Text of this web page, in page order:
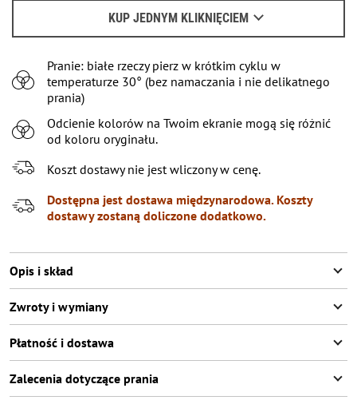
KUP JEDNYM KLIKNIĘCIEM
Kiedy czekać na e-mail - przeczytajtu.
Pranie: białe rzeczy pierz w krótkim cyklu w
temperaturze 30° (bez namaczania i nie delikatnego
prania)
Odcienie kolorów na Twoim ekranie mogą się różnić
od koloru oryginału.
Koszt dostawy nie jest wliczony w cenę.
Dostępna jest dostawa międzynarodowa. Koszty
dostawy zostaną doliczone dodatkowo.
Opis i skład
Zwroty i wymiany
Płatność i dostawa
Zalecenia dotyczące prania